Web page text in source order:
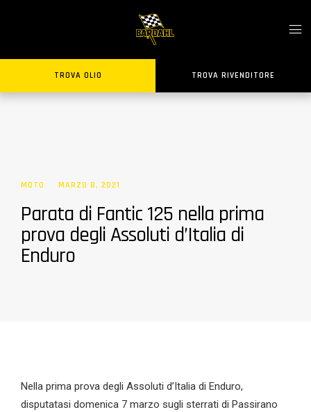
TROVA OLIO TROVA RIVENDITORE
MOTO MARZO 8, 2021
Parata di Fantic 125 nella prima
prova degli Assoluti d’Italia di
Enduro
Nella prima prova degli Assoluti d’Italia di Enduro,
disputatasi domenica 7 marzo sugli sterrati di Passirano